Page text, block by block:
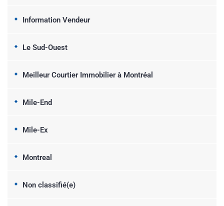
Information Vendeur
Le Sud-Ouest
Meilleur Courtier Immobilier à Montréal
Mile-End
Mile-Ex
Montreal
Non classifié(e)